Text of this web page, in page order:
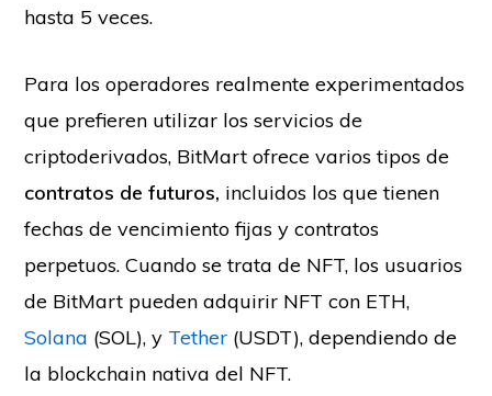
hasta 5 veces.
Para los operadores realmente experimentados
que prefieren utilizar los servicios de
criptoderivados, BitMart ofrece varios tipos de
contratos de futuros, incluidos los que tienen
fechas de vencimiento fijas y contratos
perpetuos. Cuando se trata de NFT, los usuarios
de BitMart pueden adquirir NFT con ETH,
Solana (SOL), y Tether (USDT), dependiendo de
la blockchain nativa del NFT.